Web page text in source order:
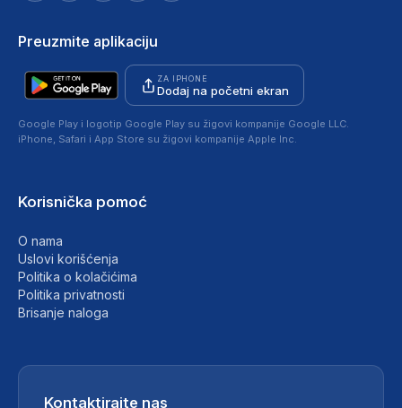
Preuzmite aplikaciju
ZA IPHONE
Dodaj na početni ekran
Google Play i logotip Google Play su žigovi kompanije Google LLC.
iPhone, Safari i App Store su žigovi kompanije Apple Inc.
Korisnička pomoć
O nama
Uslovi korišćenja
Politika o kolačićima
Politika privatnosti
Brisanje naloga
Kontaktirajte nas